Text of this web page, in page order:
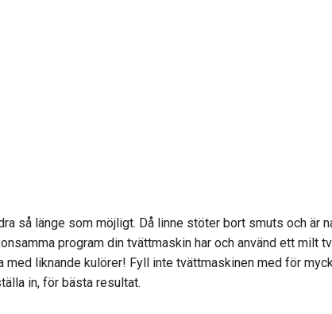
så länge som möjligt. Då linne stöter bort smuts och är
program din tvättmaskin har och använd ett milt
liknande kulörer! Fyll inte tvättmaskinen med för
in, för bästa resultat.